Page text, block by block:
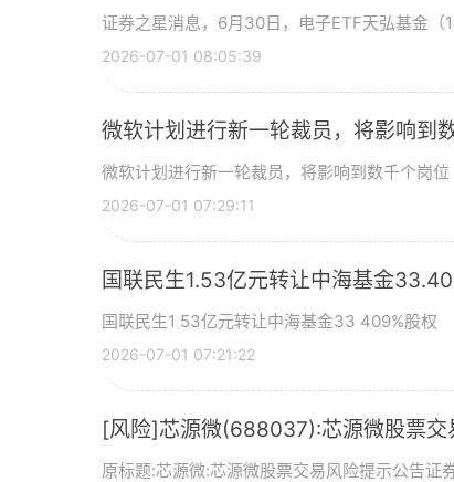
证券之星消息，6月30日，电子ETF天弘基金
2026-07-01 08:05:39
微软计划进行新一轮裁员，将影响到
微软计划进行新一轮裁员，将影响到数千个岗位
2026-07-01 07:29:11
国联民生1.53亿元转让中海基金
国联民生1 53亿元转让中海基金33 409%股权
2026-07-01 07:21:22
[风险]芯源微(688037):芯源微股票交
原标题:芯源微:芯源微股票交易风险提示公告证